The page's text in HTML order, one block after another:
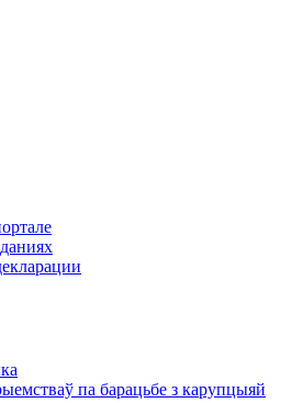
па барацьбе з карупцыяй